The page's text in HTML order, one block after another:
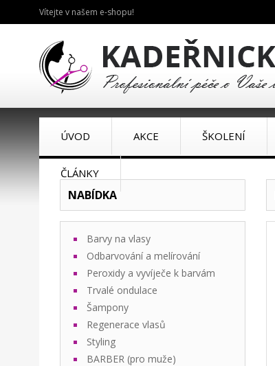
Vítejte v našem e-shopu!
ÚVOD AKCE ŠKOLENÍ
ČLÁNKY
NABÍDKA
Barvy na vlasy
Odbarvování a melírování
Peroxidy a vyvíječe k barvám
Trvalé ondulace
Šampony
Regenerace vlasů
Styling
BARBER (pro muže)